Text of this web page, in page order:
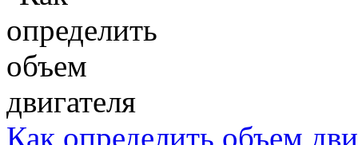
Как определить объем